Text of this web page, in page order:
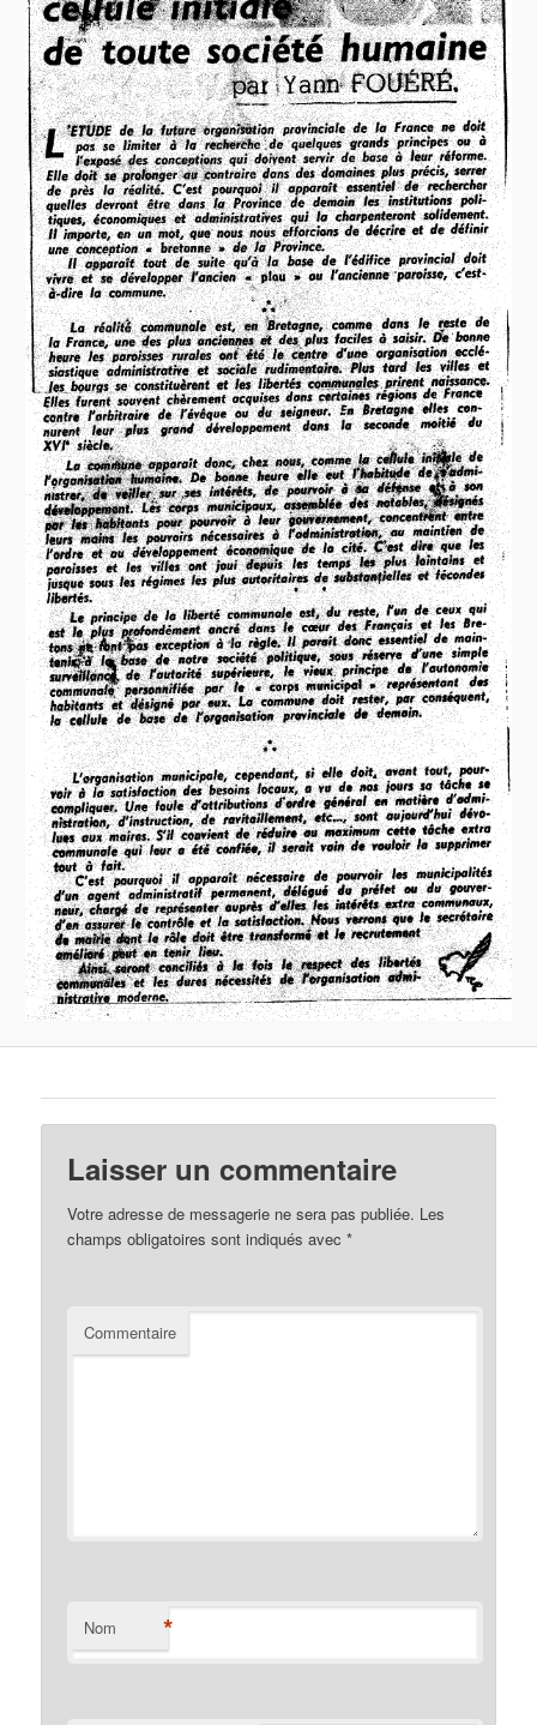
Laisser un commentaire
Votre adresse de messagerie ne sera pas publiée. Les
champs obligatoires sont indiqués avec*
Commentaire
Nom *